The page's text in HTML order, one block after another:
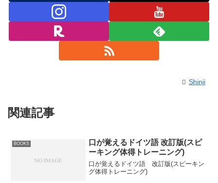
Shinji
関連記事
BOOKS
口が覚えるドイツ語 改訂版(スピ
ーキング体得トレーニング)
口が覚えるドイツ語 改訂版(スピーキン
グ体得トレーニング)